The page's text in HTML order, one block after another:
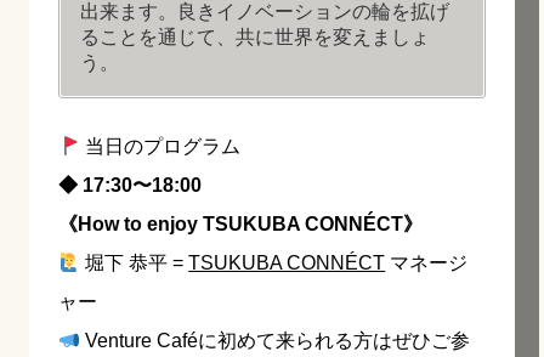
出来ます。良きイノベーションの輪を拡げ
ることを通じて、共に世界を変えましょ
う。
当日のプログラム
◆ 17:30〜18:00
《How to enjoy TSUKUBA CONNÉCT》
堀下 恭平 =TSUKUBA CONNÉCT マネージ
ャー
Venture Caféに初めて来られる方はぜひご参